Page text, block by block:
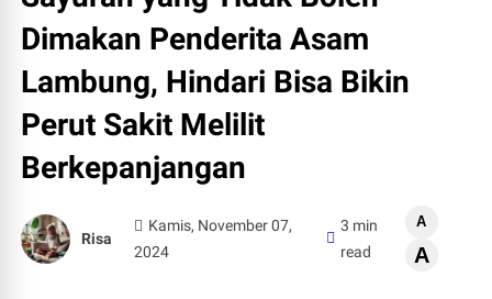
Dimakan Penderita Asam
Lambung, Hindari Bisa Bikin
Perut Sakit Melilit
Berkepanjangan
Risa
Kamis, November 07,
2024
3 min
read
A
A